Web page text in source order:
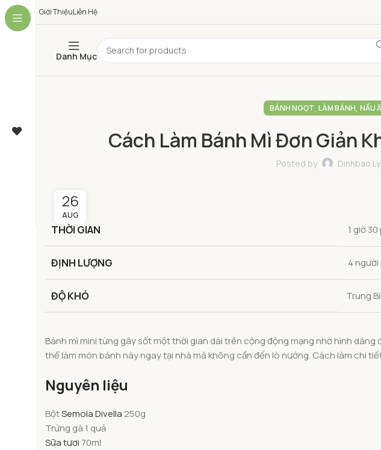
Giới ThiệuLiên Hệ
Danh Mục
BÁNH NGỌT, LÀM BÁNH, NẤU
Cách Làm Bánh Mì Đơn Giản
Posted by Dinhbao.ly
26
AUG
THỜI GIAN 1 giờ
ĐỊNH LƯỢNG 4 người
ĐỘ KHÓ Trung
Bánh mì mini từng gây sốt một thời gian dài trên cộng động mạng nhờ hình
thể làm món bánh này ngay tại nhà mà không cần đến lò nướng. Cách làm chi
Nguyên liệu
BộtSemola Divella 250g
Trứng gà 1 quả
Sữa tươi 70ml